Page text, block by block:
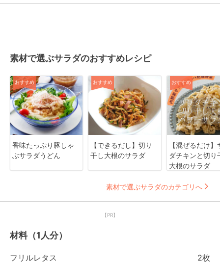
素材で選ぶサラダのおすすめレシピ
おすすめ
香味たっぷり豚しゃ
ぶサラダうどん
おすすめ
【できるだし】切り
干し大根のサラダ
おすすめ
【混ぜるだけ】
ダチキンと切り
大根のサラダ
素材で選ぶサラダのカテゴリへ
【PR】
材料（1人分）
フリルレタス 2枚